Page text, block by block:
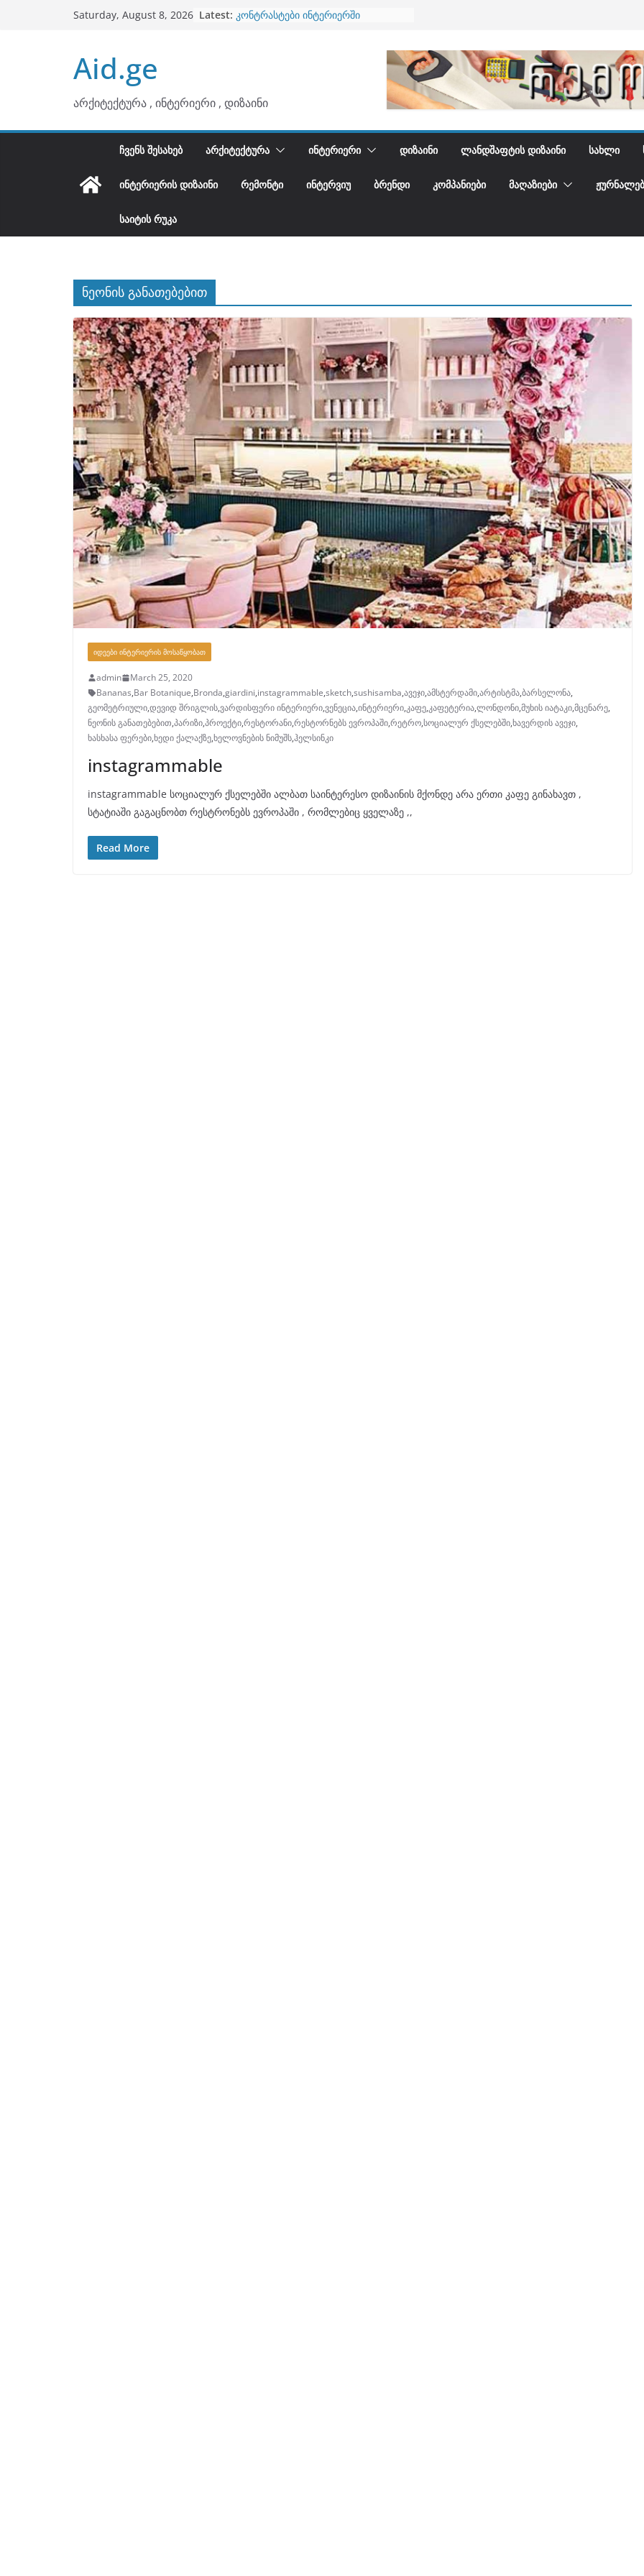
Saturday, August 8, 2026 Latest: კონტრასტები ინტერიერში
Aid.ge
არქიტექტურა , ინტერიერი , დიზაინი
ᲩᲕᲔᲜᲡ ᲨᲔᲡᲐᲮᲔᲑ ᲐᲠᲥᲘᲢᲔᲥᲢᲣᲠᲐ ᲘᲜᲢᲔᲠᲘᲔᲠᲘ ᲓᲘᲖᲐᲘᲜᲘ ᲚᲐᲜᲓᲨᲐᲤᲢᲘᲡ ᲓᲘᲖᲐᲘᲜᲘ ᲡᲐᲮᲚᲘ
ᲘᲜᲢᲔᲠᲘᲔᲠᲘᲡ ᲓᲘᲖᲐᲘᲜᲘ ᲠᲔᲛᲝᲜᲢᲘ ᲘᲜᲢᲔᲠᲕᲘᲣ ᲑᲠᲔᲜᲓᲘ ᲙᲝᲛᲞᲐᲜᲘᲔᲑᲘ ᲛᲐᲦᲐᲖᲘᲔᲑᲘ
ᲡᲐᲘᲢᲘᲡ ᲠᲣᲙᲐ
ნეონის განათებებით
ᲘᲓᲔᲔᲑᲘ ᲘᲜᲢᲔᲠᲘᲔᲠᲘᲡ ᲛᲝᲡᲐᲬᲧᲝᲑᲐᲗ
admin
March 25, 2020
Bananas,Bar Botanique,Bronda,giardini,instagrammable,sketch,sushisamba,ავეჯი,ამსტერდამი,არტისტმა,ბარსელონა,
გეომეტრიული,დევიდ შრიგლის,ვარდისფერი ინტერიერი,ვენეცია,ინტერიერი,კაფე,კაფეტერია,ლონდონი,მუხის იატაკი,მცენარე,
ნეონის განათებებით,პარიზი,პროექტი,რესტორანი,რესტორნებს ევროპაში,რეტრო,სოციალურ ქსელებში,ხავერდის ავეჯი,
ხასხასა ფერები,ხედი ქალაქზე,ხელოვნების ნიმუშს,ჰელსინკი
instagrammable
instagrammable სოციალურ ქსელებში ალბათ საინტერესო დიზაინის მქონდე არა ერთი კაფე გინახავთ ,
სტატიაში გაგაცნობთ რესტრონებს ევროპაში , რომლებიც ყველაზე ,,
Read More